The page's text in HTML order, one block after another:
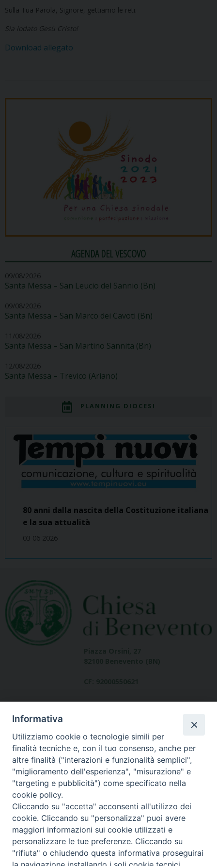
Sulla Tua Parola, Signore, gettiamo le reti.
Sia lodato Gesù Cristo!
Download allegato
AGENDA DEL VESCOVO
09/08/2026
Santa Messa – San Leucio del Sannio (Bn)
09/08/2026
Santa Messa – San Marco dei Cavoti (Bn)
11/08/2026
Santa Messa – San Martino Sannita (Bn)
12/08/2026
Santa Messa – Trevico (Ariano)
PLANNING DIOCESI
80 anni dalla nascita della Costituzione italiana
e la sua attualità
03 06 2026
Dove siamo
contatti
Area riservata
Informativa
Utilizziamo cookie o tecnologie simili per
finalità tecniche e, con il tuo consenso, anche per
altre finalità ("interazioni e funzionalità semplici",
"miglioramento dell'esperienza", "misurazione" e
"targeting e pubblicità") come specificato nella
cookie policy.
Cliccando su "accetta" acconsenti all'utilizzo dei
cookie. Cliccando su "personalizza" puoi avere
maggiori informazioni sui cookie utilizzati e
personalizzare le tue preferenze. Cliccando su
"rifiuta" o chiudendo questa informativa proseguirai